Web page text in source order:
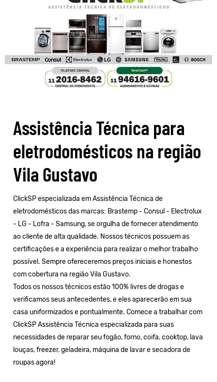
Assistência Técnica para
eletrodomésticos na região
Vila Gustavo
ClickSP especializada em Assistência Técnica de
eletrodomésticos das marcas: Brastemp - Consul - Electrolux
- LG - Lofra - Samsung, se orgulha de fornecer atendimento
ao cliente de alta qualidade. Nossos técnicos possuem as
certificações e a experiência para realizar o melhor trabalho
possível. Sempre ofereceremos preços iniciais e honestos
com cobertura na região Vila Gustavo.
Todos os nossos técnicos estão 100% livres de drogas e
verificamos seus antecedentes, e eles aparecerão em sua
casa uniformizados e pontualmente. Comece a trabalhar com
ClickSP Assistência Técnica especializada para suas
necessidades de reparar seu fogão, forno, coifa, cooktop, lava
louças, freezer, geladeira, máquina de lavar e secadora de
roupas agora!